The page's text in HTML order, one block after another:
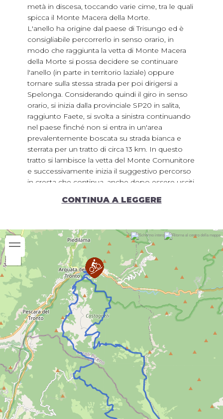
metà in discesa, toccando varie cime, tra le quali
spicca il Monte Macera della Morte.
L'anello ha origine dal paese di Trisungo ed è
consigliabile percorrerlo in senso orario, in
modo che raggiunta la vetta di Monte Macera
della Morte si possa decidere se continuare
l'anello (in parte in territorio laziale) oppure
tornare sulla stessa strada per poi dirigersi a
Spelonga. Considerando quindi il giro in senso
orario, si inizia dalla provinciale SP20 in salita,
raggiunto Faete, si svolta a sinistra continuando
nel paese finché non si entra in un'area
prevalentemente boscata su strada bianca e
sterrata per un tratto di circa 13 km. In questo
tratto si lambisce la vetta del Monte Comunitore
e successivamente inizia il suggestivo percorso
in cresta che continua, anche dopo essere usciti
massiccio del Monte Vettore per circa 5 km. Il
sui Monti della Laga e raggiunge poco dopo il
punto di massima quota a 2070 mslm, al
confine tra tre regioni, Marche, Lazio e Abruzzo.
Da qui inizia la lunga discesa, prima blanda e poi
più ripida. Il percroso entra in territorio laziale,
passa tra boschi e diverse radure dove sono
presenti dei laghetti montani, tra cui, il più
grande è il Lago Secco. In questa parte del
tracciato, fino a Poggio d'Api, il sentiero non è
ben visibile, quindi è bene attenersi alla traccia
GPS per mantenere l'orientamento. Raggiunto
Poggio d'Api, si prende la SP20 e si rientra nelle
Marche in prossimità di Colle di Arquata e,
passando per Spelonga, si fa ritorno al punto di
partenza.
Tempo di percorrenza:
3h 45'
CONTINUA A LEGGERE